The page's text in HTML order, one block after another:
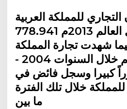
للمملكة العربية
السعودية، ودول العالم 2013م 778.941
شهدت تجارة المملكة
مع دول العالم خلال السنوات 2004 -
كبيرا وسجل فائض في
للمملكة خلال تلك الفترة
ما بين